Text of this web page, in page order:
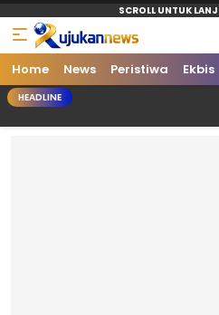
Home News Peristiwa Ekbis
HEADLINE